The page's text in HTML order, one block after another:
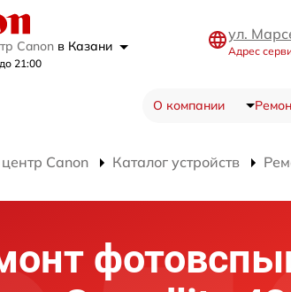
Canon в Казани
21:00
ул.
Адрес
О компании
Canon Каталог устройств